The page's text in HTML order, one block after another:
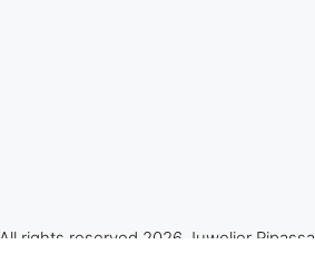
All rights reserved 2026 Juwelier Ripassa